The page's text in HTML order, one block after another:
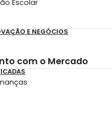
Escolar
E NEGÓCIOS
com o Mercado